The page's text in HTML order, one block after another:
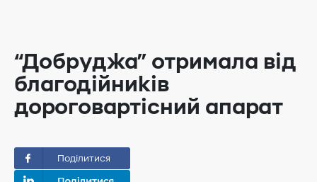
“Добруджа” отримала від
благодійників
дороговартісний апарат
Поділитися